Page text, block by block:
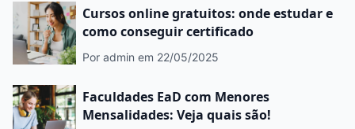
Cursos online gratuitos: onde estudar e
como conseguir certificado
Por admin em 22/05/2025
Faculdades EaD com Menores
Mensalidades: Veja quais são!